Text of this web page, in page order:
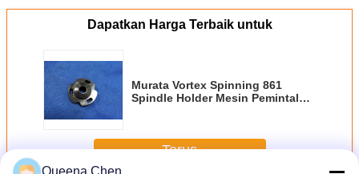
Dapatkan Harga Terbaik untuk
Murata Vortex Spinning 861
Spindle Holder Mesin Pemintal
Terus
Queena Chen